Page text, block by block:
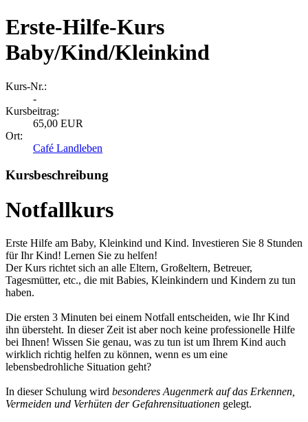
Erste-Hilfe-Kurs
Baby/Kind/Kleinkind
Kurs-Nr.:
-
Kursbeitrag:
65,00 EUR
Ort:
Café Landleben
Kursbeschreibung
Notfallkurs
Erste Hilfe am Baby, Kleinkind und Kind. Investieren Sie 8 Stunden
für Ihr Kind! Lernen Sie zu helfen!
Der Kurs richtet sich an alle Eltern, Großeltern, Betreuer,
Tagesmütter, etc., die mit Babies, Kleinkindern und Kindern zu tun
haben.
Die ersten 3 Minuten bei einem Notfall entscheiden, wie Ihr Kind
ihn übersteht. In dieser Zeit ist aber noch keine professionelle Hilfe
bei Ihnen! Wissen Sie genau, was zu tun ist um Ihrem Kind auch
wirklich richtig helfen zu können, wenn es um eine
lebensbedrohliche Situation geht?
In dieser Schulung wird besonderes Augenmerk auf das Erkennen,
Vermeiden und Verhüten der Gefahrensituationen gelegt.